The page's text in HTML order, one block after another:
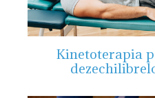
Kinetoterapia